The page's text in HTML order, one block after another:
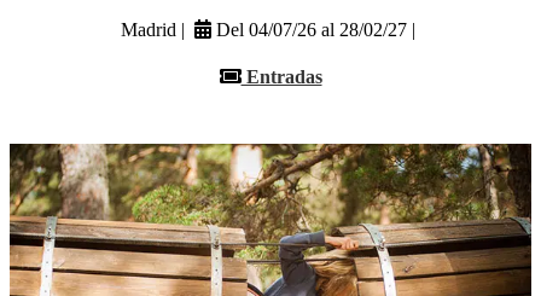
Madrid |
Del 04/07/26 al 28/02/27 |
Entradas